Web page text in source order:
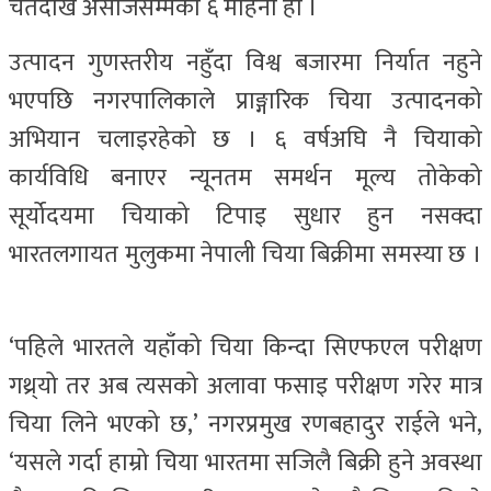
उत्पादन गुणस्तरीय नहुँदा विश्व बजारमा निर्यात नहुने
भएपछि नगरपालिकाले प्राङ्गारिक चिया उत्पादनको
अभियान चलाइरहेको छ । ६ वर्षअघि नै चियाको
कार्यविधि बनाएर न्यूनतम समर्थन मूल्य तोकेको
सूर्योदयमा चियाको टिपाइ सुधार हुन नसक्दा
भारतलगायत मुलुकमा नेपाली चिया बिक्रीमा समस्या छ ।
‘पहिले भारतले यहाँको चिया किन्दा सिएफएल परीक्षण
गथ्र्यो तर अब त्यसको अलावा फसाइ परीक्षण गरेर मात्र
चिया लिने भएको छ,’ नगरप्रमुख रणबहादुर राईले भने,
‘यसले गर्दा हाम्रो चिया भारतमा सजिलै बिक्री हुने अवस्था